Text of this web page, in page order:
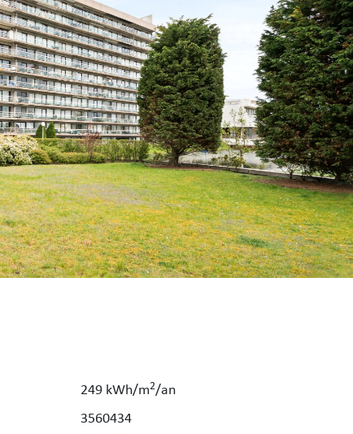
249 kWh/m2/an
3560434